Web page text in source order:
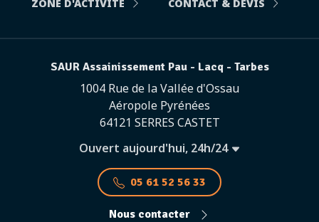
ZONE D'ACTIVITÉ
CONTACT & DEVIS
SAUR Assainissement Pau - Lacq - Tarbes
1004 Rue de la Vallée d'Ossau
Aéropole Pyrénées
64121 SERRES CASTET
Ouvert aujourd'hui, 24h/24
05 61 52 56 33
Nous contacter